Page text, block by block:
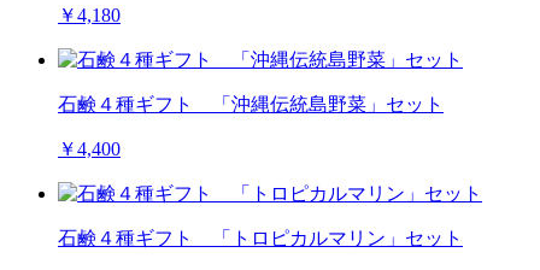
￥4,180
石鹸４種ギフト 「沖縄伝統島野菜」セット
￥4,400
石鹸４種ギフト 「トロピカルマリン」セット